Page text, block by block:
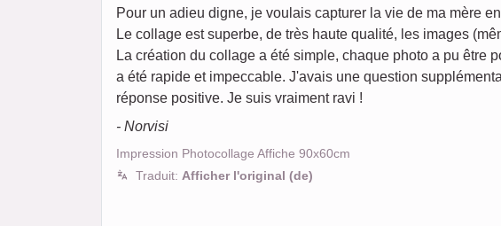
Pour un adieu digne, je voulais capturer la vie de ma mère
Le collage est superbe, de très haute qualité, les images
La création du collage a été simple, chaque photo a pu être
a été rapide et impeccable. J'avais une question
réponse positive. Je suis vraiment ravi !
- Norvisi
Impression Photocollage Affiche 90x60cm
Traduit: Afficher l'original (de)